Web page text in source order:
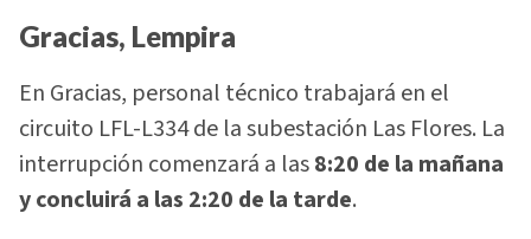
Gracias, Lempira
En Gracias, personal técnico trabajará en el
circuito LFL-L334 de la subestación Las Flores. La
interrupción comenzará a las8:20 de la mañana
y concluirá a las 2:20 de la tarde.